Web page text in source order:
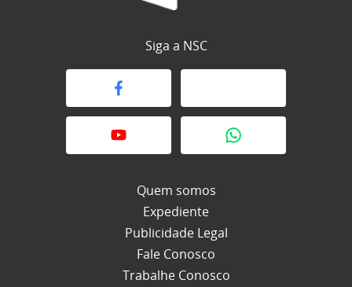
Siga a NSC
Quem somos
Expediente
Publicidade Legal
Fale Conosco
Trabalhe Conosco